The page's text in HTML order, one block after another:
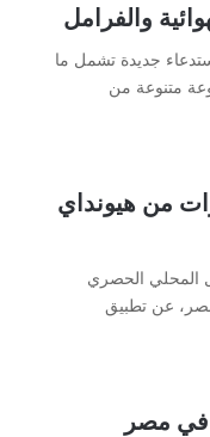
والفرامل
جديدة تشمل ما
متنوعة من
أسعار 7 سيارات من هيونداي
المحلي الحصري
عن تطبيق